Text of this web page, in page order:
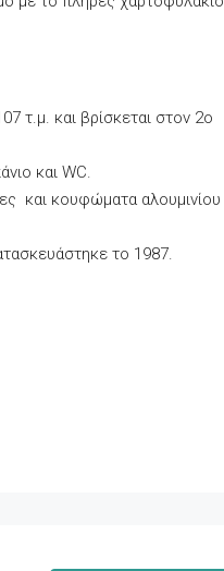
τ.μ. και βρίσκεται στον 2ο
και WC.
και κουφώματα αλουμινίου
το 1987.